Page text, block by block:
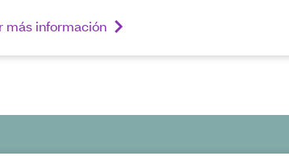
más información